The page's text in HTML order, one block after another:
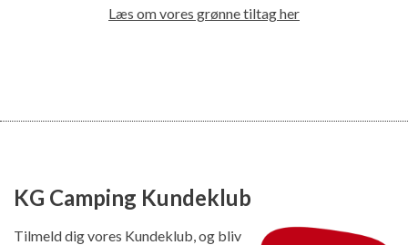
Læs om vores grønne tiltag her
KG Camping Kundeklub
Tilmeld dig vores Kundeklub, og bliv